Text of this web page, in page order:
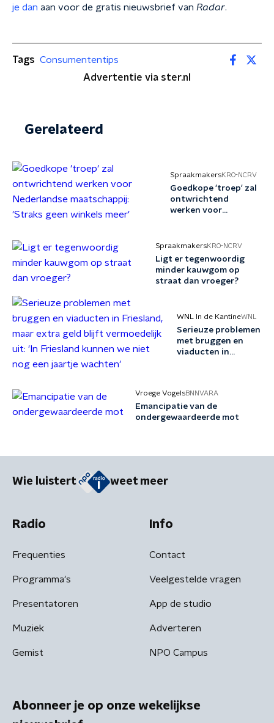
je dan aan voor de gratis nieuwsbrief van Radar.
Tags Consumententips
Advertentie via ster.nl
Gerelateerd
SpraakmakersKRO-NCRV
Goedkope 'troep' zal
ontwrichtend
werken voor
geen winkels meer'
SpraakmakersKRO-NCRV
Ligt er tegenwoordig
minder kauwgom op
straat dan vroeger?
WNL In de KantineWNL
Serieuze problemen
met bruggen en
viaducten in
Friesland kunnen
we niet nog een
jaartje wachten'
Vroege VogelsBNNVARA
Emancipatie van de
ondergewaardeerde mot
Wie luistert weet meer
Radio
Frequenties
Programma's
Presentatoren
Muziek
Gemist
Info
Contact
Veelgestelde vragen
App de studio
Adverteren
NPO Campus
Abonneer je op onze wekelijkse